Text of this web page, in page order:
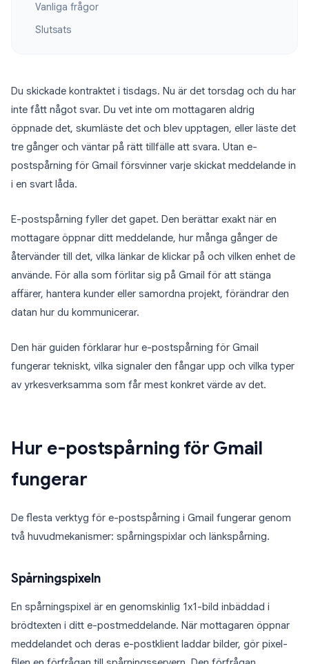
Vanliga frågor
Slutsats
Du skickade kontraktet i tisdags. Nu är det torsdag och du har
inte fått något svar. Du vet inte om mottagaren aldrig
öppnade det, skumläste det och blev upptagen, eller läste det
tre gånger och väntar på rätt tillfälle att svara. Utan e-
postspårning för Gmail försvinner varje skickat meddelande in
i en svart låda.
E-postspårning fyller det gapet. Den berättar exakt när en
mottagare öppnar ditt meddelande, hur många gånger de
återvänder till det, vilka länkar de klickar på och vilken enhet de
använde. För alla som förlitar sig på Gmail för att stänga
affärer, hantera kunder eller samordna projekt, förändrar den
datan hur du kommunicerar.
Den här guiden förklarar hur e-postspårning för Gmail
fungerar tekniskt, vilka signaler den fångar upp och vilka typer
av yrkesverksamma som får mest konkret värde av det.
Hur e-postspårning för Gmail
fungerar
De flesta verktyg för e-postspårning i Gmail fungerar genom
två huvudmekanismer: spårningspixlar och länkspårning.
Spårningspixeln
En spårningspixel är en genomskinlig 1x1-bild inbäddad i
brödtexten i ditt e-postmeddelande. När mottagaren öppnar
meddelandet och deras e-postklient laddar bilder, gör pixel-